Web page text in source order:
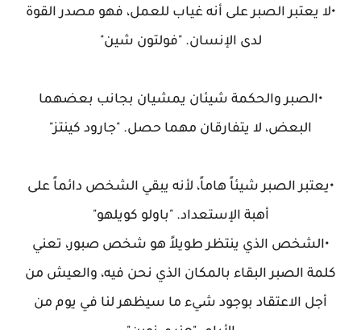
•لا يعتبر الصبر على أنه غياب للعمل، فهو مصدر القوة
لدى الإنسان. "فولتون شين"
•الصبر والحكمة شيئان يمشيان بجانب بعضهما
البعض، لا يتفارقان مهما حصل. "جارود كينتز"
•يعتبر الصبر شيئاً هاماً، لأنه يبقي الشخص دائماً على
أهبة الإستعداد. "باولو كويلهو"
•الشخص الذي ينتظر طويلاً هو شخص صبور، تعني
كلمة الصبر البقاء بالمكان الذي نحن فيه، والعيش من
أجل الاعتقاد بوجود شيء ما سيظهر لنا في يوم من